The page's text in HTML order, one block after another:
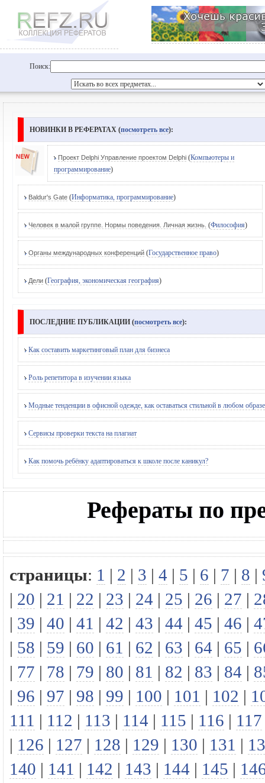
Поиск:
НОВИНКИ В РЕФЕРАТАХ (посмотреть все):
Проект Delphi Управление проектом Delphi (Компьютеры и
программирование)
Baldur's Gate (Информатика, программирование)
Человек в малой группе. Нормы поведения. Личная жизнь. (Философия)
Органы международных конференций (Государственное право)
Дели (География, экономическая география)
ПОСЛЕДНИЕ ПУБЛИКАЦИИ (посмотреть все):
Как составить маркетинговый план для бизнеса
Роль репетитора в изучении языка
Модные тенденции в офисной одежде, как оставаться стильной в любом образе
Сервисы проверки текста на плагиат
Как помочь ребёнку адаптироваться к школе после каникул?
Рефераты по
страницы: 1 | 2 | 3 | 4 | 5 | 6 | 7 | 8 |
| 20 | 21 | 22 | 23 | 24 | 25 | 26 | 27 |
| 39 | 40 | 41 | 42 | 43 | 44 | 45 | 46 |
| 58 | 59 | 60 | 61 | 62 | 63 | 64 | 65 |
| 77 | 78 | 79 | 80 | 81 | 82 | 83 | 84 |
| 96 | 97 | 98 | 99 | 100 | 101 | 102 |
111 | 112 | 113 | 114 | 115 | 116 | 117
| 126 | 127 | 128 | 129 | 130 | 131 |
140 | 141 | 142 | 143 | 144 | 145 |